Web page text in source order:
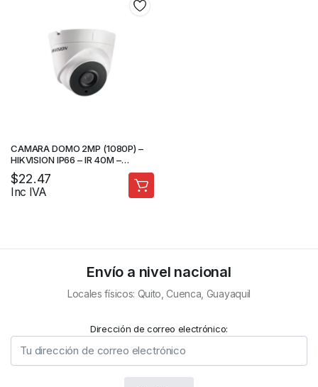
CAMARA DOMO 2MP (1080P) –
HIKVISION IP66 – IR 40M –
CAMARA DE SEGURIDAD
$22.47
Inc IVA
Envío a nivel nacional
Locales físicos: Quito, Cuenca, Guayaquil
Dirección de correo electrónico: